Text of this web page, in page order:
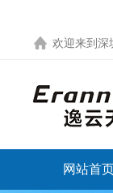
欢迎来到 深
网站首